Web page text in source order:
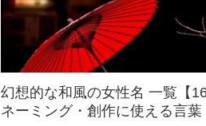
幻想的な和風の女性名 一覧【
ネーミング・創作に使える言葉